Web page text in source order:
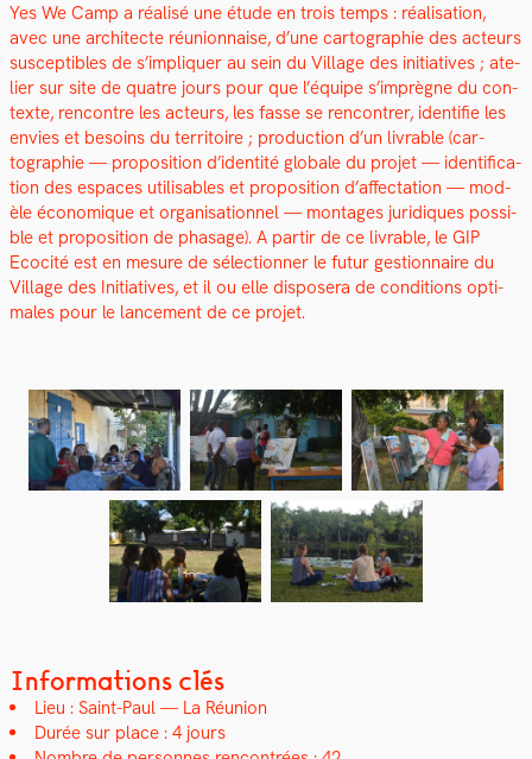
Yes We Camp a réal­isé une étude en trois temps : réal­i­sa­tion,
avec une archi­tecte réu­nion­naise, d’une car­togra­phie des acteurs
sus­cep­ti­bles de s’impliquer au sein du Vil­lage des ini­tia­tives ; ate­
lier sur site de qua­tre jours pour que l’équipe s’imprègne du con­
texte, ren­con­tre les acteurs, les fasse se ren­con­tr­er, iden­ti­fie les
envies et besoins du ter­ri­toire ; pro­duc­tion d’un livrable (car­
togra­phie — propo­si­tion d’identité glob­ale du pro­jet — iden­ti­fi­ca­
tion des espaces util­is­ables et propo­si­tion d’affectation — mod­
èle économique et organ­i­sa­tion­nel — mon­tages juridiques pos­si­
ble et propo­si­tion de phasage). A par­tir de ce livrable, le GIP
Ecoc­ité est en mesure de sélec­tion­ner le futur ges­tion­naire du
Vil­lage des Ini­tia­tives, et il ou elle dis­posera de con­di­tions opti­
males pour le lance­ment de ce pro­jet.
Informations clés
Lieu : Saint-Paul — La Réu­nion
Durée sur place : 4 jours